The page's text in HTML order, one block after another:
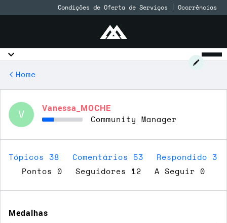
Condições de Oferta de Serviços Ocorrências
Home
V
Vanessa_MOCHE
Community Manager
Tópicos 38 Comentários 53
Respondido 3
Pontos 0
Seguidores 12 A Seguir 0
Medalhas